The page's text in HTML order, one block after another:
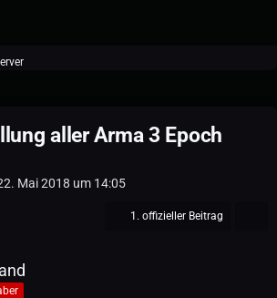
aller Arma 3 Epoch
Mai 2018 um 14:05
1. offizieller Beitrag